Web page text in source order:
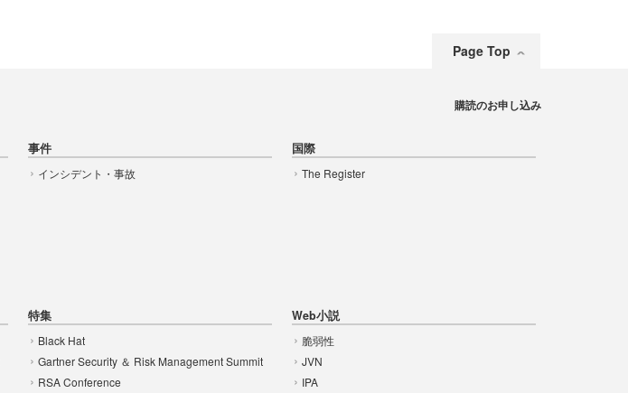
Page Top
事件
インシデント・事故
国際
The Register
特集
Black Hat
Gartner Security ＆ Risk Management Summit
RSA Conference
Web小説
脆弱性
JVN
IPA
購読のお申し込み